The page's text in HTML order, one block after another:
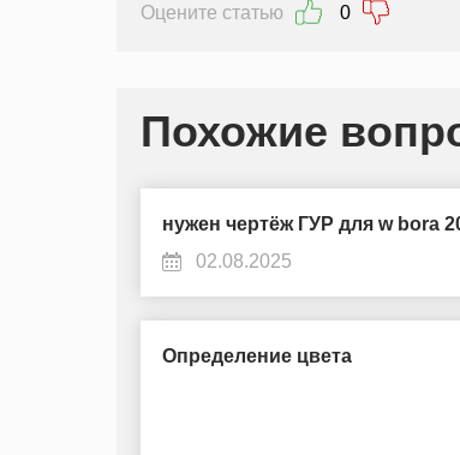
Оцените статью 0
Похожие
нужен чертёж ГУР для w bora
02.08.2025
Определение цвета